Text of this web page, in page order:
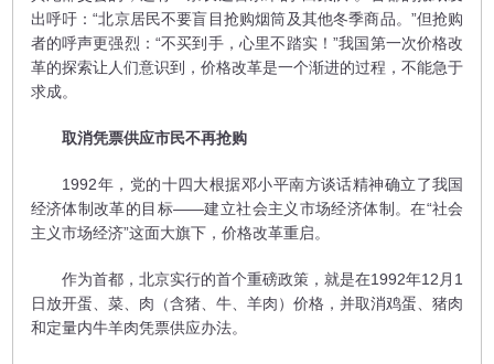
出呼吁：“北京居民不要盲目抢购烟筒及其他冬季商品。”但抢购
者的呼声更强烈：“不买到手，心里不踏实！”我国第一次价格改
革的探索让人们意识到，价格改革是一个渐进的过程，不能急于
求成。
取消凭票供应市民不再抢购
1992年，党的十四大根据邓小平南方谈话精神确立了我国
经济体制改革的目标——建立社会主义市场经济体制。在“社会
主义市场经济”这面大旗下，价格改革重启。
作为首都，北京实行的首个重磅政策，就是在1992年12月1
日放开蛋、菜、肉（含猪、牛、羊肉）价格，并取消鸡蛋、猪肉
和定量内牛羊肉凭票供应办法。